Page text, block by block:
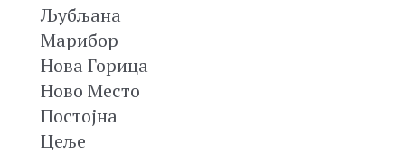
Љубљана
Марибор
Нова Горица
Ново Место
Постојна
Цеље